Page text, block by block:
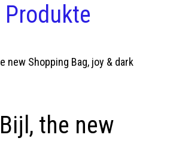
the new